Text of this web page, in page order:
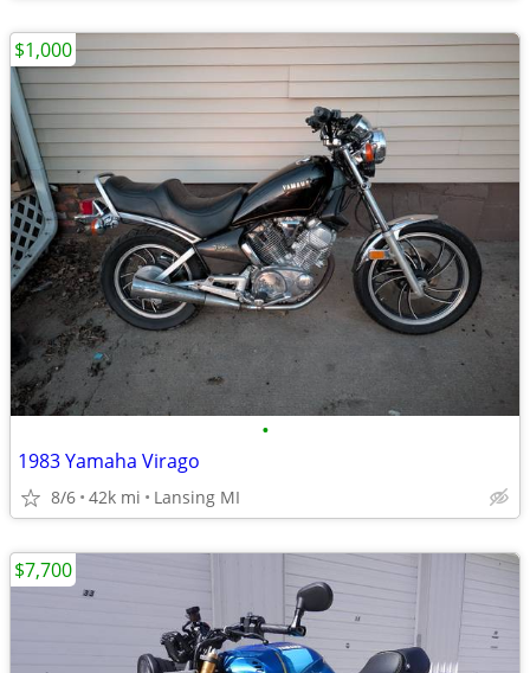
•
1983 Yamaha Virago
8/6 42k mi Lansing MI
$1,000
$7,700